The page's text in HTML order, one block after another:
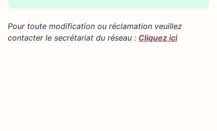
×
−
Pour toute modification ou réclamation veuillez
contacter le secrétariat du réseau : Cliquez ici